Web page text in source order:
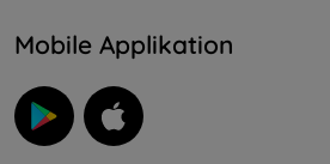
Mobile Applikation